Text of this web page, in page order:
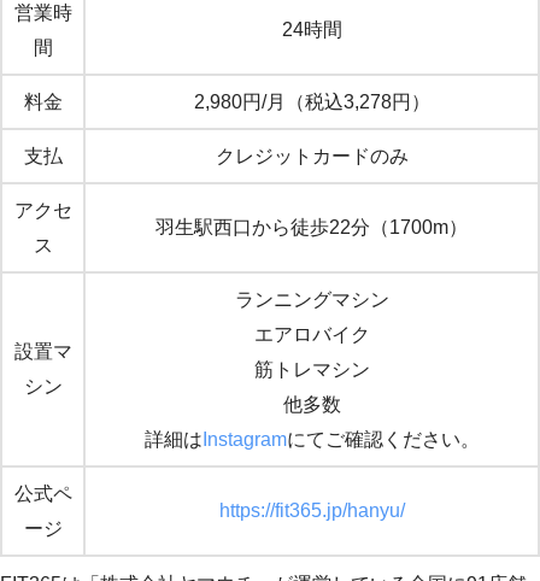
営業時
間
24時間
料金 2,980円/月（税込3,278円）
支払 クレジットカードのみ
アクセ
ス
羽生駅西口から徒歩22分（1700m）
設置マ
シン
ランニングマシン
エアロバイク
筋トレマシン
他多数
詳細は Instagramにてご確認ください。
公式ペ
ージ
https://fit365.jp/hanyu/